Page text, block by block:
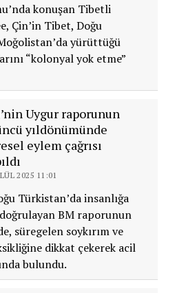
konuşan Tibetli
Çin’in Tibet, Doğu
yürüttüğü
“kolonyal yok etme”
Uygur raporunun
yıldönümünde
eylem çağrısı
2025 11:01
Türkistan’da insanlığa
BM raporunun
süregelen soykırım ve
dikkat çekerek acil
bulundu.